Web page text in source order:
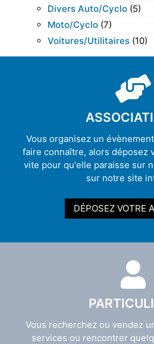
Divers Auto/cyclo (5)
Moto/cyclo (7)
Voitures/utilitaires (10)
Vous organisez un
faire connaître, alors déposez
vite pour qu'elle paraisse sur
sur notre site
DÉPOSEZ VOTRE
Vous recherchez ou vendez
services ou rencontrer